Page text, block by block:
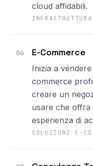
cloud affidabili.
06 E-Commerce
Inizia a
commerce
creare un
usare che offra
esperienza di
SOLUZIONI E-